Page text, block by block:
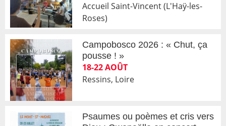
Accueil Saint-Vincent (L'Haÿ-les-
Roses)
Campobosco 2026 : « Chut, ça
pousse ! »
18-22 AOÛT
Ressins, Loire
Psaumes ou poèmes et cris vers